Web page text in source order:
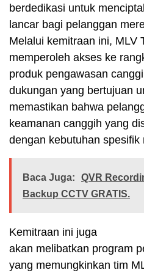
berdedikasi untuk
lancar bagi pelanggan
Melalui kemitraan ini, MLV
memperoleh akses ke
produk pengawasan
dukungan yang bertujuan
memastikan bahwa
keamanan canggih yang
dengan kebutuhan spesifik
Baca Juga:
QVR
Backup CCTV GRATIS.
Kemitraan ini juga
akan melibatkan program
yang memungkinkan tim